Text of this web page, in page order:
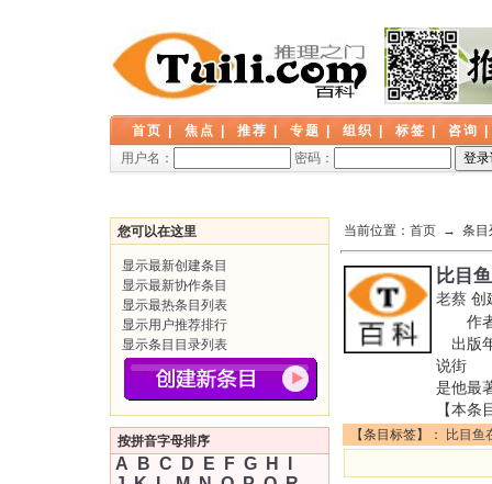
首页 焦点 推荐 专题 组织 标签 咨询
用户名：
密码：
您可以在这里
显示最新创建条目
显示最新协作条目
显示最热条目列表
显示用户推荐排行
显示条目目录列表
按拼音字母排序
A B C D E F G H
当前位置： 首页 → 条目
比目
老蔡 创
作者:
出版
说街
是他最
【本条
【条目标签】： 比目鱼